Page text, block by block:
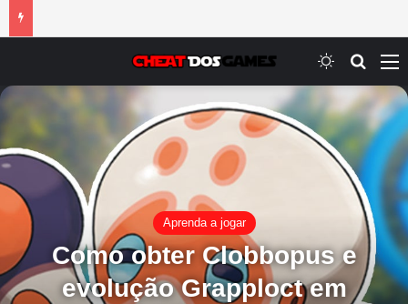
Switch skin
Aprenda a jogar
Como obter Clobbopus e
evolução Grapploct em